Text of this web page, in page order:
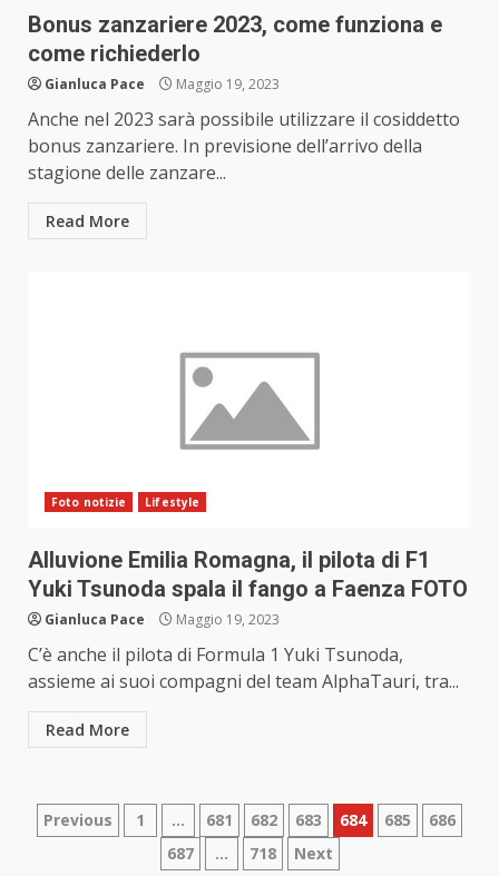
Bonus zanzariere 2023, come funziona e
come richiederlo
Gianluca Pace Maggio 19, 2023
Anche nel 2023 sarà possibile utilizzare il cosiddetto
bonus zanzariere. In previsione dell’arrivo della
stagione delle zanzare...
Read More
Foto notizie Lifestyle
Alluvione Emilia Romagna, il pilota di F1
Yuki Tsunoda spala il fango a Faenza FOTO
Gianluca Pace Maggio 19, 2023
C’è anche il pilota di Formula 1 Yuki Tsunoda,
assieme ai suoi compagni del team AlphaTauri, tra...
Read More
Paginazione
Previous 1 … 681 682 683 684 685
686
687
… 718 Next